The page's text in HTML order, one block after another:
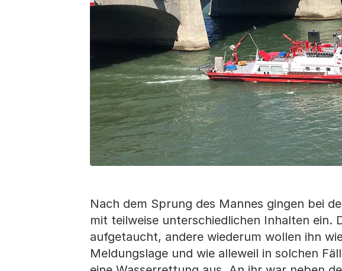
Nach dem Sprung des Mannes gingen bei
mit teilweise unterschiedlichen Inhalten ein.
aufgetaucht, andere wiederum wollen ihn
Meldungslage und wie alleweil in solchen